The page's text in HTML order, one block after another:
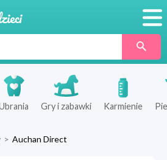
Produkty
SklepyGry i zabawki Karmienie
> Auchan Direct